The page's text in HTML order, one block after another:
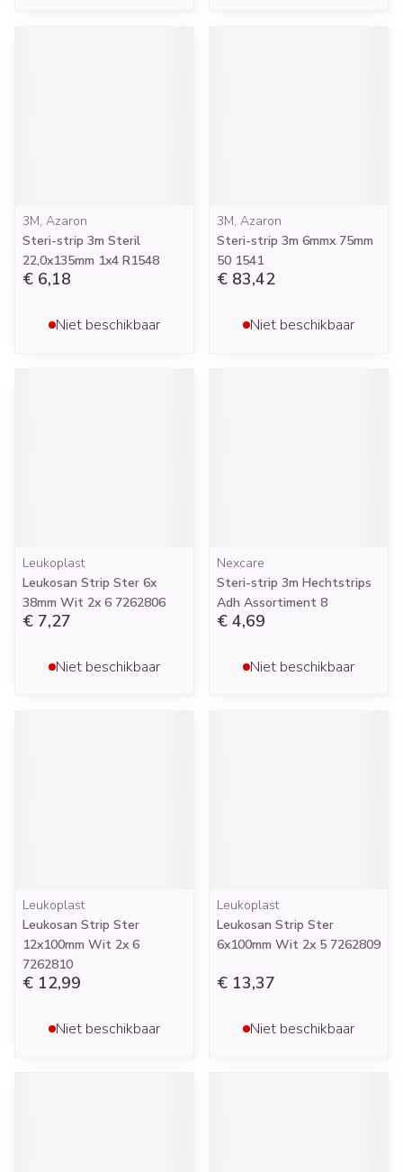
3M, Azaron
Steri-strip 3m Steril
22,0x135mm 1x4 R1548
€ 6,18
Niet beschikbaar
3M, Azaron
Steri-strip 3m 6mmx 75mm
50 1541
€ 83,42
Niet beschikbaar
Leukoplast
Leukosan Strip Ster 6x
38mm Wit 2x 6 7262806
€ 7,27
Niet beschikbaar
Nexcare
Steri-strip 3m Hechtstrips
Adh Assortiment 8
€ 4,69
Niet beschikbaar
Leukoplast
Leukosan Strip Ster
12x100mm Wit 2x 6
7262810
€ 12,99
Niet beschikbaar
Leukoplast
Leukosan Strip Ster
6x100mm Wit 2x 5 7262809
€ 13,37
Niet beschikbaar